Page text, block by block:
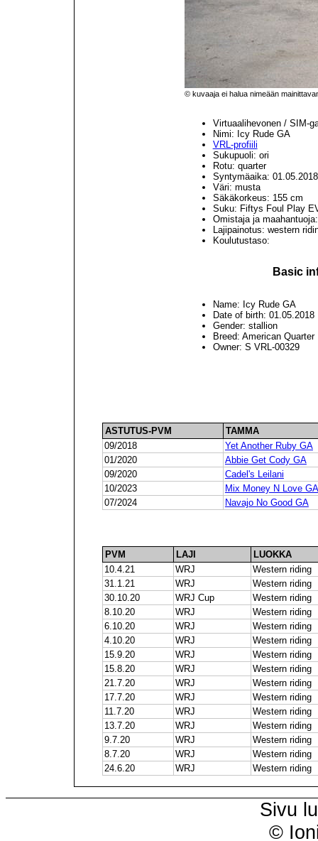
© kuvaaja ei halua nimeään
Virtuaalihevonen / SIM-
Nimi: Icy Rude GA
VRL-profiili
Sukupuoli: ori
Rotu: quarter
Syntymäaika: 01.05.2018
Väri: musta
Säkäkorkeus: 155 cm
Suku: Fiftys Foul Play
Omistaja ja
Lajipainotus: western
Koulutustaso:
Basic
Name: Icy Rude GA
Date of birth: 01.05.2018
Gender: stallion
Breed: American Quarter
Owner: S VRL-00329
ASTUTUS-PVM
TAMMA
09/2018
Yet Another Ruby GA
01/2020
Abbie Get Cody GA
09/2020
Cadel's Leilani
10/2023
Mix Money N Love GA
07/2024
Navajo No Good GA
PVM LAJI
LUOKKA
10.4.21
WRJ
Western riding
31.1.21
WRJ
Western riding
30.10.20
WRJ Cup
Western riding
8.10.20
WRJ
Western riding
6.10.20
WRJ
Western riding
4.10.20
WRJ
Western riding
15.9.20
WRJ
Western riding
15.8.20
WRJ
Western riding
21.7.20
WRJ
Western riding
17.7.20
WRJ
Western riding
11.7.20
WRJ
Western riding
13.7.20
WRJ
Western riding
9.7.20
WRJ
Western riding
8.7.20
WRJ
Western riding
24.6.20
WRJ Western riding
Sivu
©